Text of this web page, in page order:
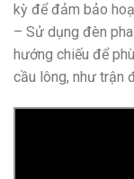
kỳ để đảm bảo
– Sử dụng đèn
hướng chiếu để
cầu lông, như trận